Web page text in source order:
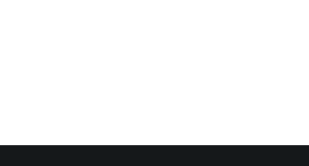
OFICINA DE INTERMEDIACIÓN HIPOTECARIA